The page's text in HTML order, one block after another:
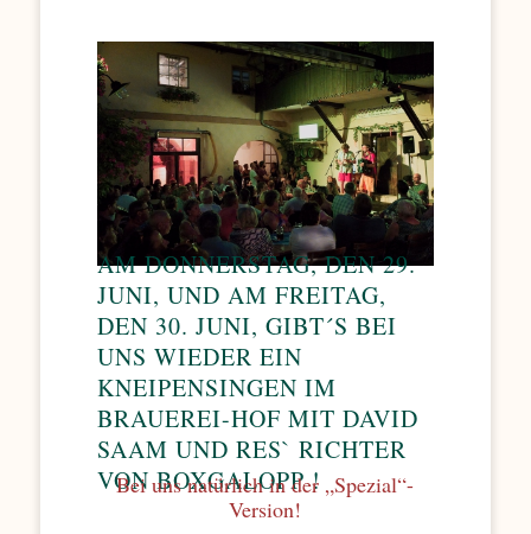
AM DONNERSTAG, DEN 29.
JUNI, UND AM FREITAG,
DEN 30. JUNI, GIBT´S BEI
UNS WIEDER EIN
KNEIPENSINGEN IM
BRAUEREI-HOF MIT DAVID
SAAM UND RES` RICHTER
VON BOXGALOPP !
Bei uns natürlich in der „Spezial“-
Version!